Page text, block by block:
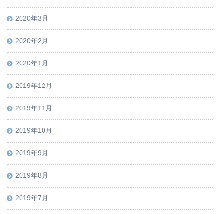
2020年3月
2020年2月
2020年1月
2019年12月
2019年11月
2019年10月
2019年9月
2019年8月
2019年7月